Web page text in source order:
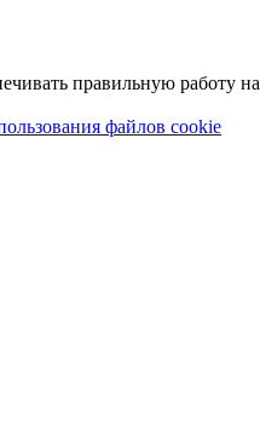
правильную работу
файлов cookie